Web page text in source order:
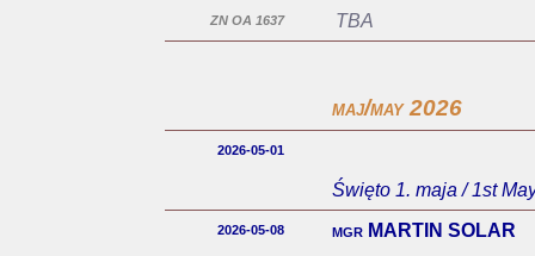
ZN OA 1637 TBA
maj/may 2026
2026-05-01
Święto 1. maja / 1st
2026-05-08 mgr MARTIN SOLAR